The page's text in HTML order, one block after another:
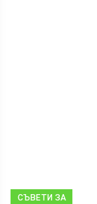
СЪВЕТИ ЗА